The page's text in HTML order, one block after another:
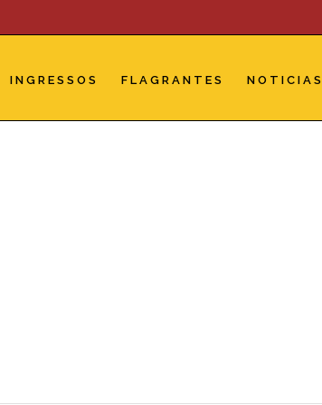
INGRESSOS FLAGRANTES NOTICIAS